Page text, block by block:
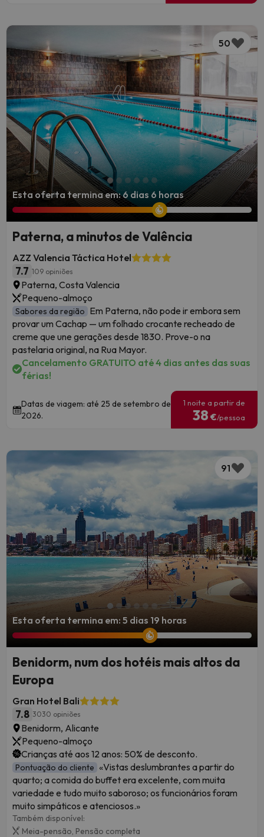
50
Esta oferta termina em: 6 dias 6 horas
Paterna, a minutos de Valência
AZZ Valencia Táctica Hotel
7.7 109 opiniões
Paterna, Costa Valencia
Pequeno-almoço
Sabores da região Em Paterna, não pode ir embora sem
provar um Cachap — um folhado crocante recheado de
creme que une gerações desde 1830. Prove-o na
pastelaria original, na Rua Mayor.
Cancelamento GRATUITO até 4 dias antes das suas
férias!
Datas de viagem: até 25 de setembro de
2026.
1 noite a partir de
38 €/pessoa
91
Esta oferta termina em: 5 dias 19 horas
Benidorm, num dos hotéis mais altos da
Europa
Gran Hotel Bali
7.8 3030 opiniões
Benidorm, Alicante
Pequeno-almoço
Crianças até aos 12 anos: 50% de desconto.
Pontuação do cliente «Vistas deslumbrantes a partir do
quarto; a comida do buffet era excelente, com muita
variedade e tudo muito saboroso; os funcionários foram
muito simpáticos e atenciosos.»
Também disponível:
Meia-pensão, Pensão completa